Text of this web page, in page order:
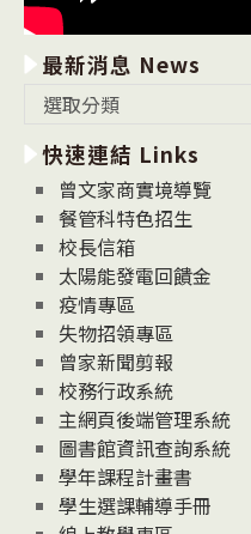
最新消息 News
消
息
News
選取分類
快速連結 Links
曾文家商實境導覽
餐管科特色招生
校長信箱
太陽能發電回饋金
疫情專區
失物招領專區
曾家新聞剪報
校務行政系統
主網頁後端管理系統
圖書館資訊查詢系統
學年課程計畫書
學生選課輔導手冊